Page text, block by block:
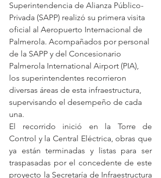
Superintendencia de Alianza Público-
Privada (SAPP) realizó su primera visita
oficial al Aeropuerto Internacional de
Palmerola. Acompañados por personal
de la SAPP y del Concesionario
Palmerola International Airport (PIA),
los superintendentes recorrieron
diversas áreas de esta infraestructura,
supervisando el desempeño de cada
una.
El recorrido inició en la Torre de
Control y la Central Eléctrica, obras que
ya están terminadas y listas para ser
traspasadas por el concedente de este
proyecto la Secretaría de Infraestructura